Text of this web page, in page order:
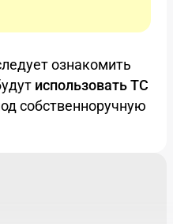
ознакомить
использовать ТС
собственноручную